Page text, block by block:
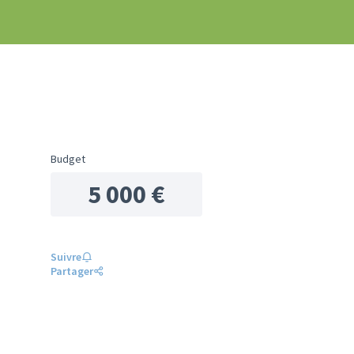
Budget
5 000 €
Suivre
Partager